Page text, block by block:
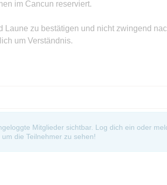
im Cancun reserviert.
Laune zu bestätigen und nicht zwingend
um Verständnis.
Mitglieder sichtbar. Log dich ein oder
um die Teilnehmer zu sehen!